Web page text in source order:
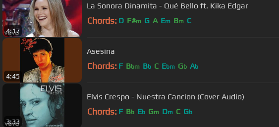
4:17
La Sonora Dinamita - Qué Bello ft. Kika Edgar
Chords: D F#m G A Em Bm C
4:45
Asesina
Chords: F Bbm Bb C Ebm Gb Ab
3:33
Elvis Crespo - Nuestra Cancion (Cover Audio)
Chords: F Bb Eb Gm Dm C Gb